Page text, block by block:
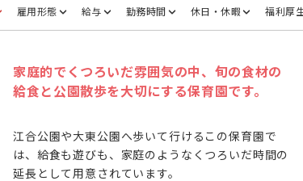
雇用形態 給与 勤務時間 休日・休暇 福利厚生
家庭的でくつろいだ雰囲気の中、旬の食材の
給食と公園散歩を大切にする保育園です。
江合公園や大東公園へ歩いて行けるこの保育園で
は、給食も遊びも、家庭のようなくつろいだ時間の
延長として用意されています。